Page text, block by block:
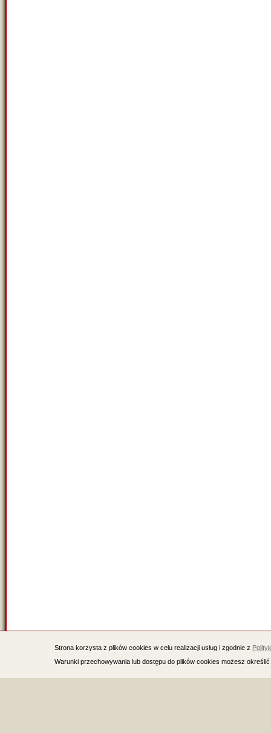
Strona korzysta z plików cookies w celu realizacji usług i zgodnie z
Warunki przechowywania lub dostępu do plików cookies możesz